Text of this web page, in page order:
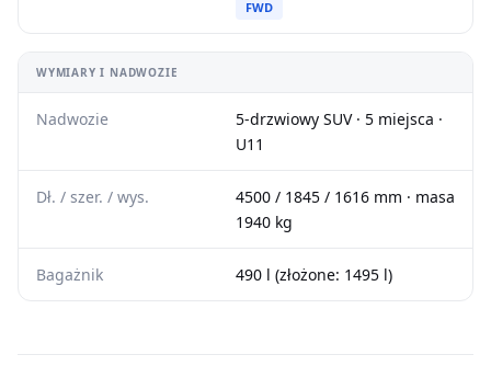
FWD
WYMIARY I NADWOZIE
Nadwozie
5-drzwiowy SUV · 5 miejsca ·
U11
Dł. / szer. / wys.
4500 / 1845 / 1616 mm · masa
1940 kg
Bagażnik 490 l (złożone: 1495 l)